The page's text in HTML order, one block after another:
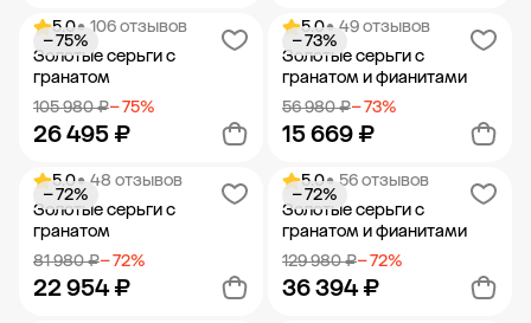
Добавить в корзину Добавить в корзину
5.0• 106 отзывов
Золотые серьги с
гранатом
105 980 ₽− 75%
26 495 ₽
− 75%
Добавить в корзину
5.0• 49 отзывов
Золотые серьги с
гранатом и фианитами
56 980 ₽− 73%
15 669 ₽
− 73%
Добавить в корзину
5.0• 48 отзывов
Золотые серьги с
гранатом
81 980 ₽− 72%
22 954 ₽
− 72%
5.0• 56 отзывов
Золотые серьги с
гранатом и фианитами
129 980 ₽− 72%
36 394 ₽
− 72%